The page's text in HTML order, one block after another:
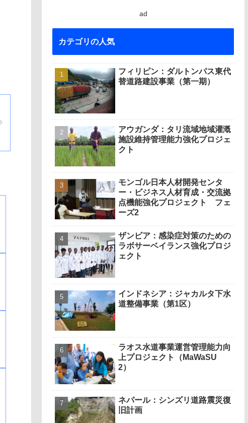
ad
カテゴリの人気
フィリピン：ダルトンパス東代
替道路建設事業（第一期）
アウガンダ：タリ流域地域灌漑
施設維持管理能力強化プロジェ
クト
モンゴル日本人材開発センタ
ー・ビジネス人材育成・交流拠
点機能強化プロジェクト フェ
ーズ2
ザンビア：感染症対策のための
ラボサーベイランス強化プロジ
ェクト
インドネシア：ジャカルタ下水
道整備事業（第1区）
ラオス水道事業運営管理能力向
上プロジェクト（MaWaSU
2）
ネパール：シンズリ道路震災復
旧計画